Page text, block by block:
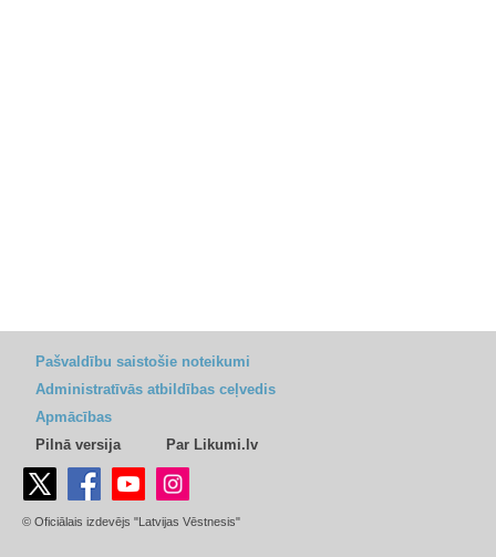
Pašvaldību saistošie noteikumi
Administratīvās atbildības ceļvedis
Apmācības
Pilnā versija
Par Likumi.lv
© Oficiālais izdevējs "Latvijas Vēstnesis"